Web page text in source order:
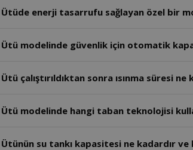
enerji tasarrufu sağlayan özel bir
Ütü modelinde güvenlik için otomatik
çalıştırıldıktan sonra ısınma süresi ne
modelinde hangi taban teknolojisi
su tankı kapasitesi ne kadardır